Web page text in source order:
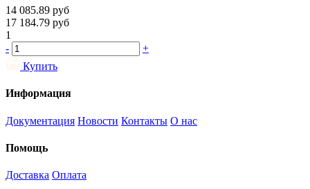
14 085.89 руб
17 184.79 руб
1
-
+
Купить
Информация
Документация Новости Контакты О нас
Помощь
Доставка Оплата